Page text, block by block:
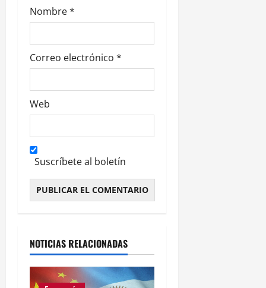
s
Nombre*
Correo electrónico *
Web
Suscríbete al boletín
NOTICIAS RELACIONADAS